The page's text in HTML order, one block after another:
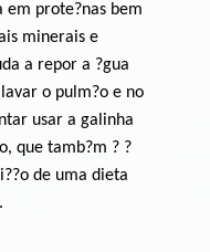
em prote?nas bem
minerais e
a repor a ?gua
o pulm?o e no
usar a galinha
que tamb?m ? ?
de uma dieta